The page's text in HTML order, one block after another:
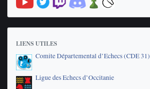
LIENS UTILES
Comite Départemental d’Echecs (CDE 31)
Ligue des Echecs d’Occitanie